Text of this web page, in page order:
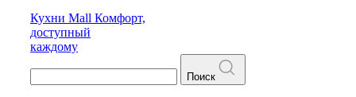
Кухни Mall Комфорт,
доступный
каждому
Поиск